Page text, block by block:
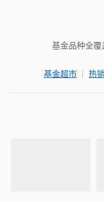
基金品种全覆
基金超市 | 热